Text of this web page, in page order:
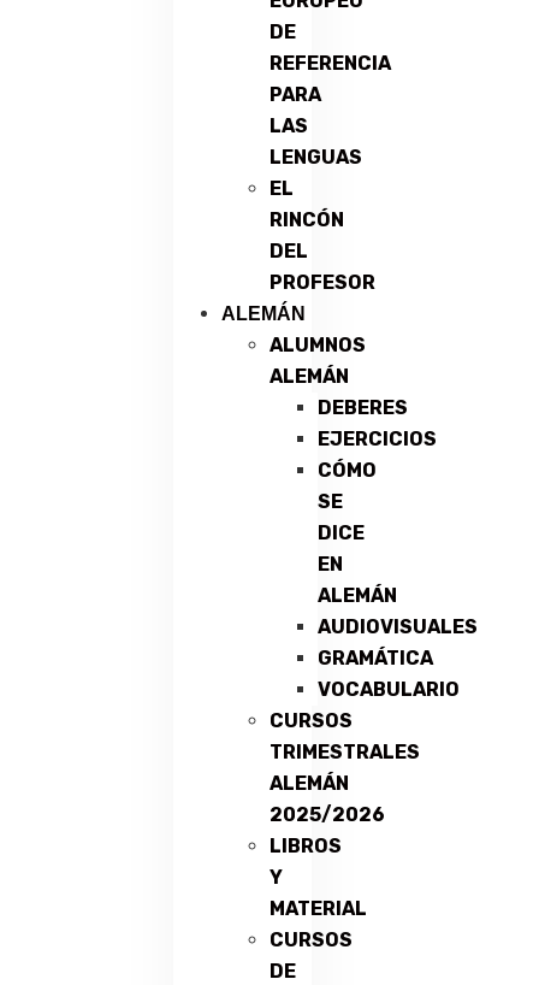
DE
REFERENCIA
PARA
LAS
LENGUAS
EL
RINCÓN
DEL
PROFESOR
ALEMÁN
ALUMNOS
ALEMÁN
DEBERES
EJERCICIOS
CÓMO
SE
DICE
EN
ALEMÁN
AUDIOVISUALES
GRAMÁTICA
VOCABULARIO
CURSOS
TRIMESTRALES
ALEMÁN
2025/2026
LIBROS
Y
MATERIAL
CURSOS
DE